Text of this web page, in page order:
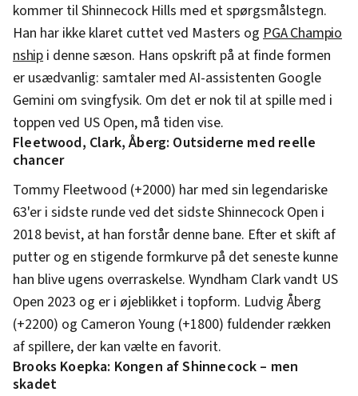
kommer til Shinnecock Hills med et spørgsmålstegn.
Han har ikke klaret cuttet ved Masters og PGA Champio
nshipi denne sæson. Hans opskrift på at finde formen
er usædvanlig: samtaler med AI-assistenten Google
Gemini om svingfysik. Om det er nok til at spille med i
toppen ved US Open, må tiden vise.
Fleetwood, Clark, Åberg: Outsiderne med reelle
chancer
Tommy Fleetwood (+2000) har med sin legendariske
63'er i sidste runde ved det sidste Shinnecock Open i
2018 bevist, at han forstår denne bane. Efter et skift af
putter og en stigende formkurve på det seneste kunne
han blive ugens overraskelse. Wyndham Clark vandt US
Open 2023 og er i øjeblikket i topform. Ludvig Åberg
(+2200) og Cameron Young (+1800) fuldender rækken
af spillere, der kan vælte en favorit.
Brooks Koepka: Kongen af Shinnecock – men
skadet